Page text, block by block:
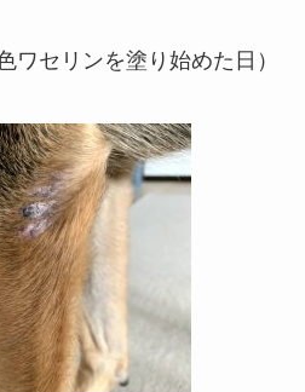
ワセリンを塗り始めた日）